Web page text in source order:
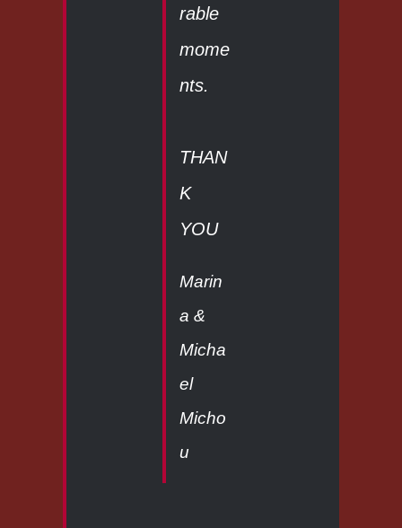
rable
mome
nts.
THAN
K
YOU
Marin
a &
Micha
el
Micho
u